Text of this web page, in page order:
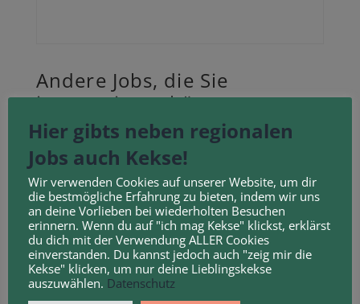
Andere Jobs, die Sie
interessieren könnten
Reinigungskraft (m/w/d)
@ Spedition M. Maulhardt GmbH
Abbestraße 13, 37327 Leinefelde-Worbis,
Deutschland
TEILZEIT
VOLLZEIT
Hier gibts neben regionalen
Jobs auch Kekse!
Wir verwenden Cookies auf unserer Website, um dir
die bestmögliche Erfahrung zu bieten, indem wir uns
an deine Vorlieben bei wiederholten Besuchen
erinnern. Wenn du auf "ich mag Kekse" klickst, erklärst
du dich mit der Verwendung ALLER Cookies
einverstanden. Du kannst jedoch auch "zeig mir die
Kekse" klicken, um nur deine Lieblingskekse
auszuwählen. Datenschutz